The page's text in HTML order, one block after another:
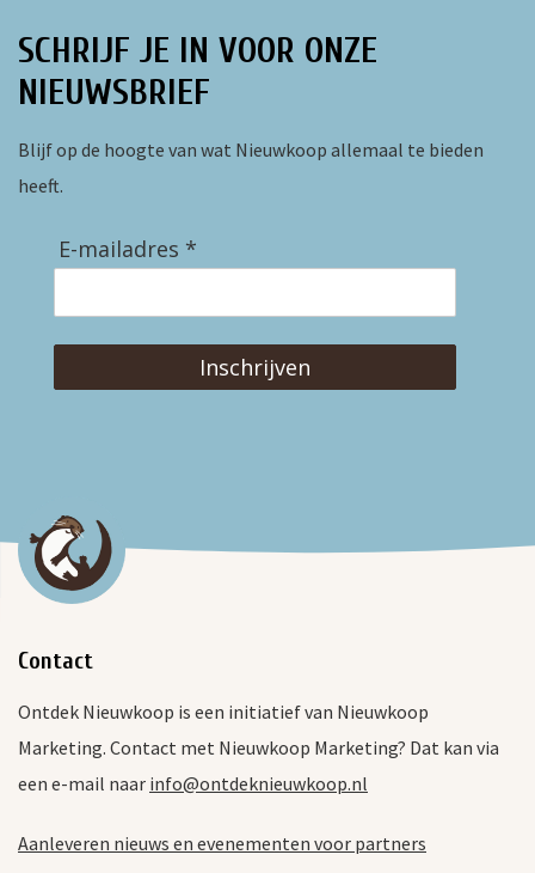
SCHRIJF JE IN VOOR ONZE
NIEUWSBRIEF
Blijf op de hoogte van wat Nieuwkoop allemaal te bieden
heeft.
E-mailadres *
Inschrijven
Contact
Ontdek Nieuwkoop is een initiatief van Nieuwkoop
Marketing. Contact met Nieuwkoop Marketing? Dat kan via
een e-mail naar info@ontdeknieuwkoop.nl
Aanleveren nieuws en evenementen voor partners